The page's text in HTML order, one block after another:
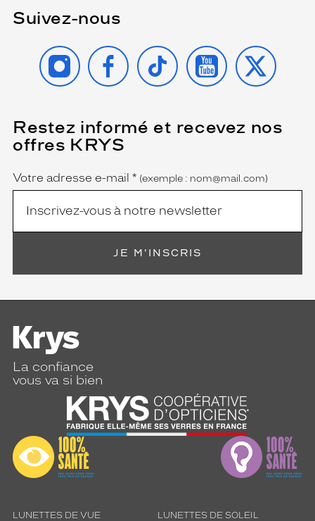
Suivez-nous
INSTAGRAMFACEBOOK
TIKTOK YOUTUBE
X
Restez informé et recevez nos
offres KRYS
Name
Votre adresse e-mail *
(Ce
champ
est
obligatoire)
(exemple : nom@mail.com)
JE M'INSCRIS
La confiance
vous va si bien
LUNETTES DE VUE LUNETTES DE SOLEIL